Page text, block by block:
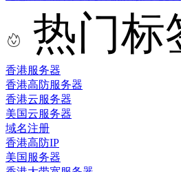
热门标
香港服务器
香港高防服务器
香港云服务器
美国云服务器
域名注册
香港高防IP
美国服务器